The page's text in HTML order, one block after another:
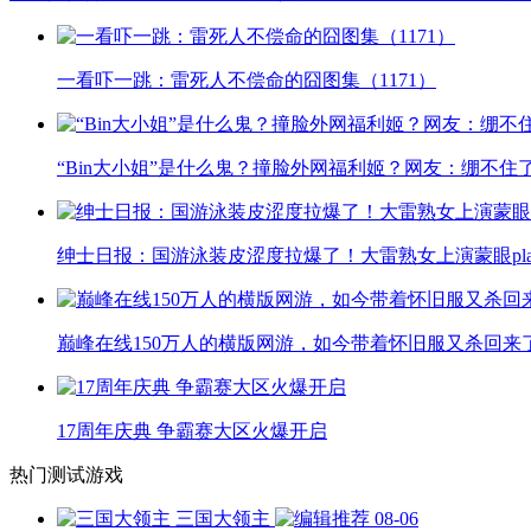
一看吓一跳：雷死人不偿命的囧图集（1171）
“Bin大小姐”是什么鬼？撞脸外网福利姬？网友：绷不住
绅士日报：国游泳装皮涩度拉爆了！大雷熟女上演蒙眼
巅峰在线150万人的横版网游，如今带着怀旧服又杀回来
17周年庆典 争霸赛大区火爆开启
热门测试游戏
三国大领主 08-06